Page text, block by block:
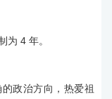
为 4 年。
政治方向，热爱祖